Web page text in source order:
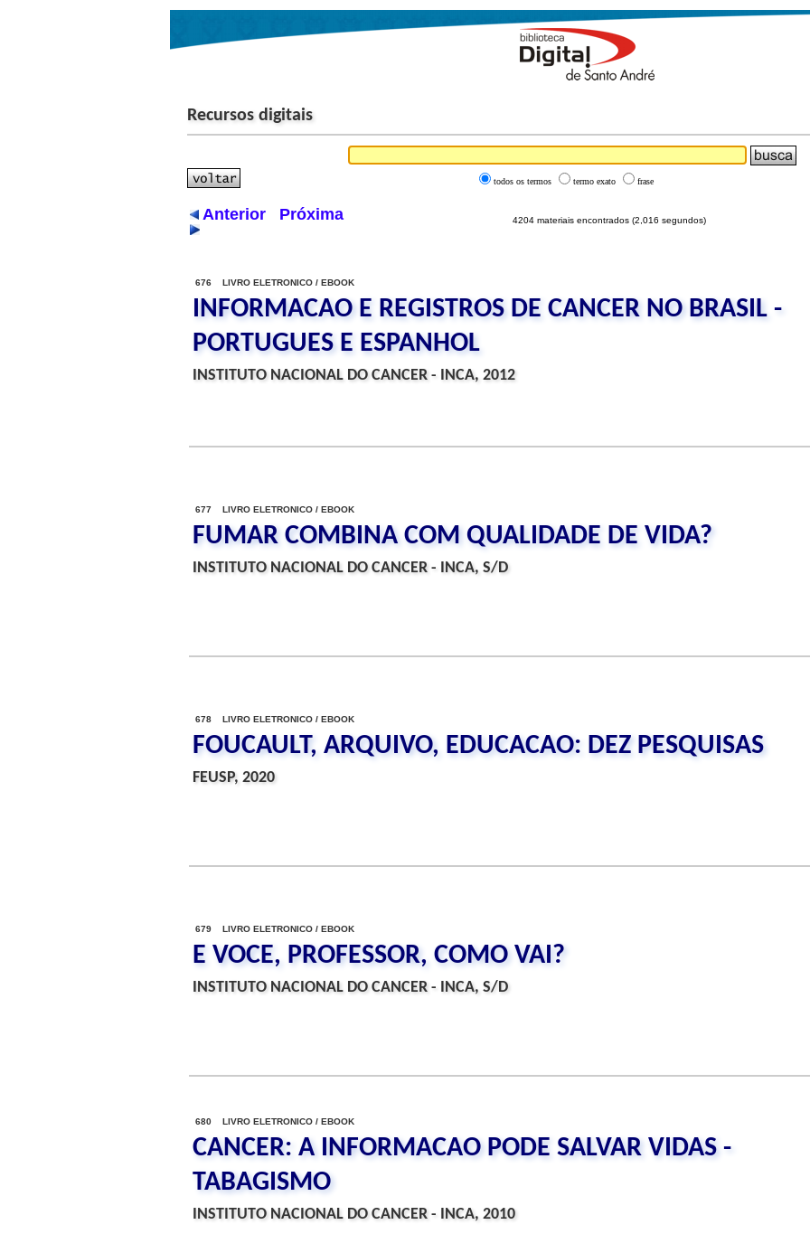
Recursos digitais
todos os termos termo exato frase
Anterior Próxima 4204 materiais encontrados (2,016 segundos)
676 LIVRO ELETRONICO / EBOOK
INFORMACAO E REGISTROS DE CANCER NO BRASIL -
PORTUGUES E ESPANHOL
INSTITUTO NACIONAL DO CANCER - INCA, 2012
677 LIVRO ELETRONICO / EBOOK
FUMAR COMBINA COM QUALIDADE DE VIDA?
INSTITUTO NACIONAL DO CANCER - INCA, S/D
678 LIVRO ELETRONICO / EBOOK
FOUCAULT, ARQUIVO, EDUCACAO: DEZ PESQUISAS
FEUSP, 2020
679 LIVRO ELETRONICO / EBOOK
E VOCE, PROFESSOR, COMO VAI?
INSTITUTO NACIONAL DO CANCER - INCA, S/D
680 LIVRO ELETRONICO / EBOOK
CANCER: A INFORMACAO PODE SALVAR VIDAS -
TABAGISMO
INSTITUTO NACIONAL DO CANCER - INCA, 2010